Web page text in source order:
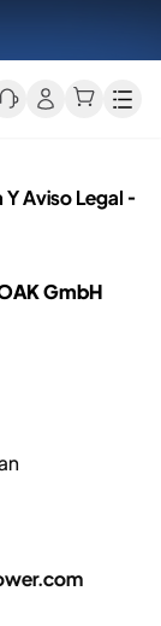
Aviso Legal -
GmbH